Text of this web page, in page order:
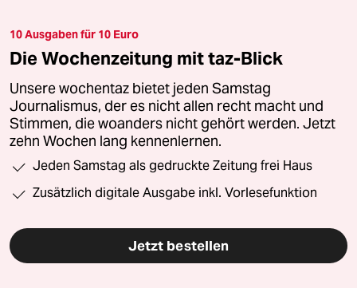
10 Ausgaben für 10 Euro
Die Wochenzeitung mit taz-Blick
Unsere wochentaz bietet jeden Samstag
Journalismus, der es nicht allen recht macht und
Stimmen, die woanders nicht gehört werden. Jetzt
zehn Wochen lang kennenlernen.
Jeden Samstag als gedruckte Zeitung frei Haus
Zusätzlich digitale Ausgabe inkl. Vorlesefunktion
Jetzt bestellen